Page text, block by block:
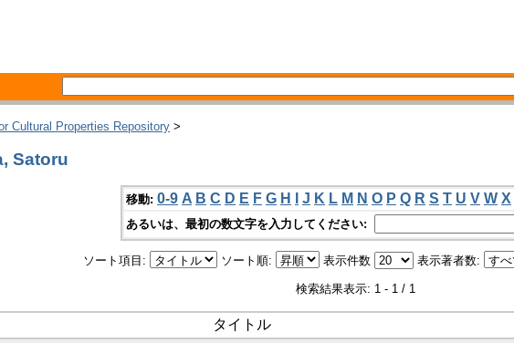
Cultural Properties Repository >
Satoru
移動: 0-9 A B C D E F G H J K L M N O P Q R S T U V W X
あるいは、最初の数文字を入力してください:
ソート項目: ソート順: 表示件数 表示著者数:
検索結果表示: 1 - 1 / 1
タイトル